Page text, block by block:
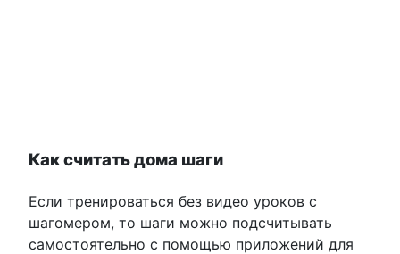
Как считать дома шаги
Если тренироваться без видео уроков с
шагомером, то шаги можно подсчитывать
самостоятельно с помощью приложений для